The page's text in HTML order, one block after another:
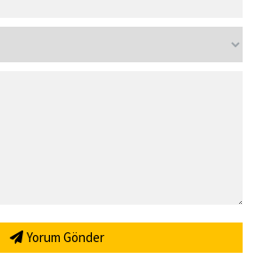
Yorum Gönder